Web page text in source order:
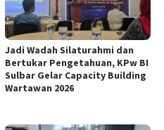
Jadi Wadah Silaturahmi dan
Bertukar Pengetahuan, KPw BI
Sulbar Gelar Capacity Building
Wartawan 2026